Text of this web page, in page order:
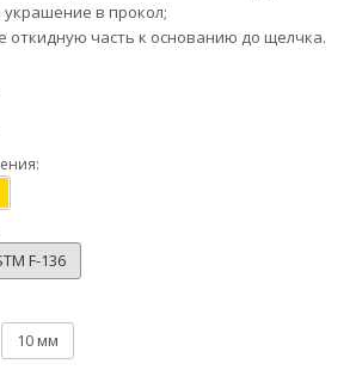
украшение в прокол;
откидную часть к основанию до щелчка.
F-136
10 мм